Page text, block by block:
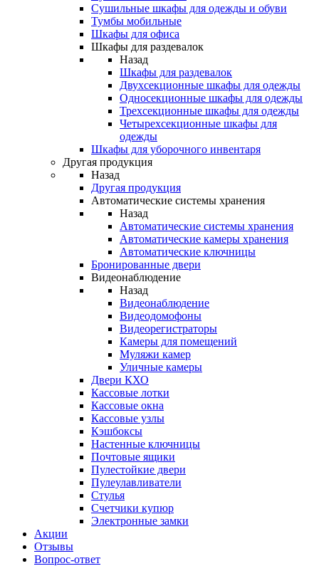
Сушильные шкафы для одежды и обуви
Тумбы мобильные
Шкафы для офиса
Шкафы для раздевалок
Назад
Шкафы для раздевалок
Двухсекционные шкафы для одежды
Односекционные шкафы для одежды
Трехсекционные шкафы для одежды
Четырехсекционные шкафы для
одежды
Шкафы для уборочного инвентаря
Другая продукция
Назад
Другая продукция
Автоматические системы хранения
Назад
Автоматические системы хранения
Автоматические камеры хранения
Автоматические ключницы
Бронированные двери
Видеонаблюдение
Назад
Видеонаблюдение
Видеодомофоны
Видеорегистраторы
Камеры для помещений
Муляжи камер
Уличные камеры
Двери КХО
Кассовые лотки
Кассовые окна
Кассовые узлы
Кэшбоксы
Настенные ключницы
Почтовые ящики
Пулестойкие двери
Пулеулавливатели
Стулья
Счетчики купюр
Электронные замки
Акции
Отзывы
Вопрос-ответ